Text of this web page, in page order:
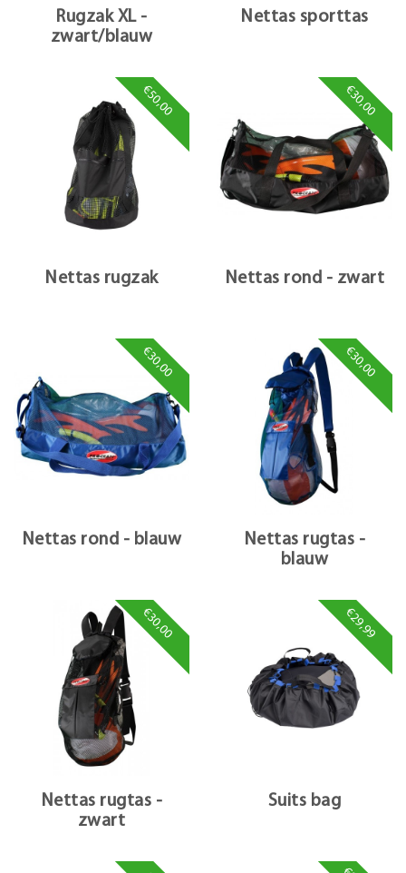
Rugzak XL -
zwart/blauw
Nettas sporttas
€50,00
Nettas rugzak
€30,00
Nettas rond - zwart
€30,00
Nettas rond - blauw
€30,00
Nettas rugtas -
blauw
€30,00
Nettas rugtas -
zwart
€29,99
Suits bag